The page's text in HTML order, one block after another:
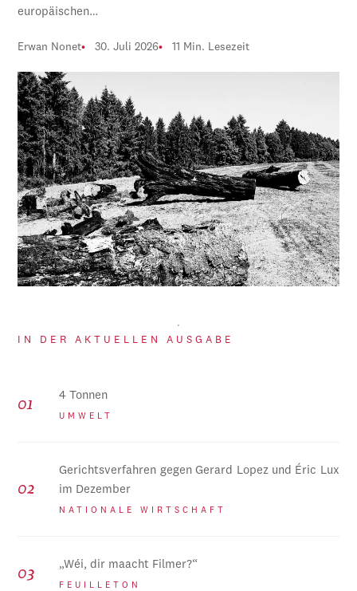
europäischen…
Erwan Nonet 30. Juli 2026 11 Min. Lesezeit
IN DER AKTUELLEN AUSGABE
4 Tonnen
UMWELT
Gerichtsverfahren gegen Gerard Lopez und Éric Lux
im Dezember
NATIONALE WIRTSCHAFT
„Wéi, dir maacht Filmer?“
FEUILLETON